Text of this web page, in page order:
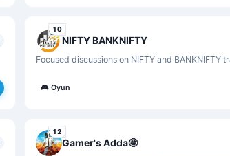
10
NIFTY BANKNIFTY
Focused discussions on NIFTY and BANKNIFTY
🎮 Oyun
12
Gamer's Adda🤩